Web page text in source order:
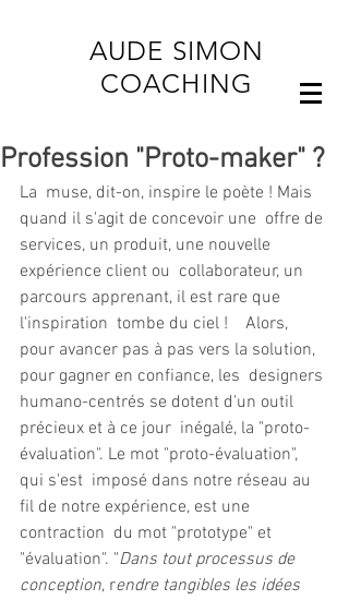
AUDE SIMON
COACHING
Profession "Proto-maker" ?
La  muse, dit-on, inspire le poète ! Mais
quand il s'agit de concevoir une  offre de
services, un produit, une nouvelle
expérience client ou  collaborateur, un
parcours apprenant, il est rare que
l'inspiration  tombe du ciel !    Alors,
pour avancer pas à pas vers la solution,
pour gagner en confiance, les  designers
humano-centrés se dotent d'un outil
précieux et à ce jour  inégalé, la "proto-
évaluation". Le mot "proto-évaluation",
qui s'est  imposé dans notre réseau au
fil de notre expérience, est une
contraction  du mot "prototype" et
"évaluation". "Dans tout processus de
conception, rendre tangibles les idées